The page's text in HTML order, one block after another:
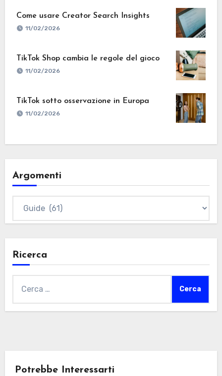
Come usare Creator Search Insights
11/02/2026
TikTok Shop cambia le regole del gioco
11/02/2026
TikTok sotto osservazione in Europa
11/02/2026
Argomenti
Argomenti
Ricerca
Potrebbe Interessarti